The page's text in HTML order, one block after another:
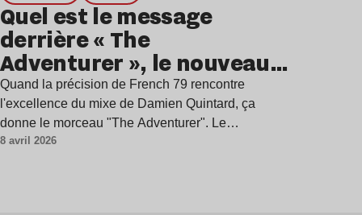
Quel est le message
derrière « The
Adventurer », le nouveau
morceau de French 79 ?
Quand la précision de French 79 rencontre
l'excellence du mixe de Damien Quintard, ça
donne le morceau "The Adventurer". Le…
8 avril 2026